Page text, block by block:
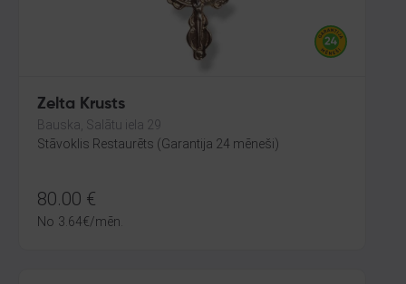
Zelta Krusts
Bauska, Salātu iela 29
Stāvoklis Restaurēts (Garantija 24 mēneši)
80.00 €
No 3.64€/mēn.